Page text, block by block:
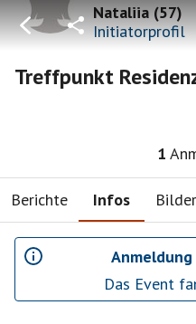
Nataliia(57)
Initiatorprofil
Treffpunkt
1
Berichte Infos Bilder
Das Event